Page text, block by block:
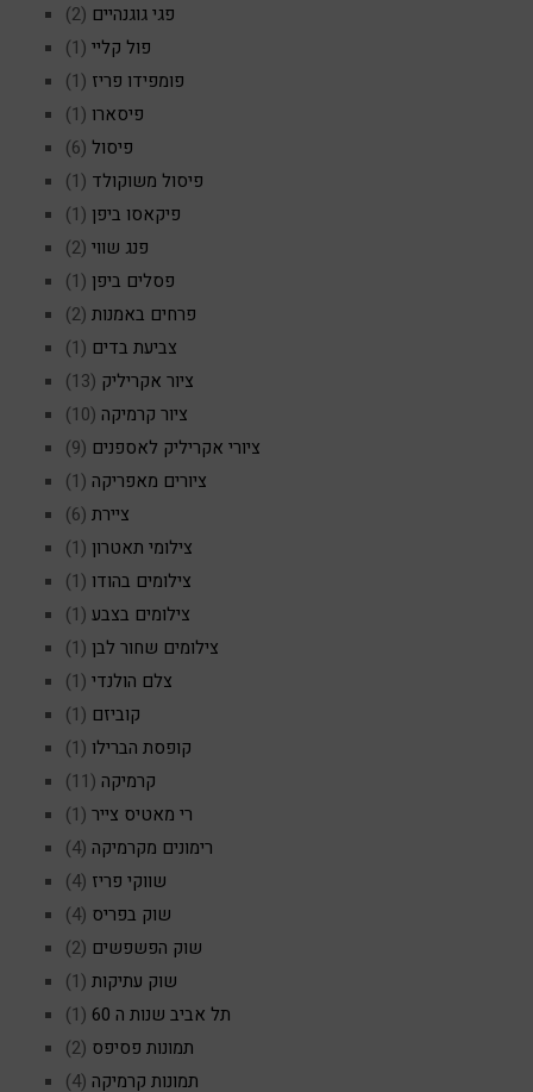
פגי גוגנהיים (2)
פול קליי (1)
פומפידו פריז (1)
פיסארו (1)
פיסול (6)
פיסול משוקולד (1)
פיקאסו ביפן (1)
פנג שווי (2)
פסלים ביפן (1)
פרחים באמנות (2)
צביעת בדים (1)
ציור אקריליק (13)
ציור קרמיקה (10)
ציורי אקריליק לאספנים (9)
ציורים מאפריקה (1)
ציירת (6)
צילומי תאטרון (1)
צילומים בהודו (1)
צילומים בצבע (1)
צילומים שחור לבן (1)
צלם הולנדי (1)
קוביזם (1)
קופסת הברילו (1)
קרמיקה (11)
רי מאטיס צייר (1)
רימונים מקרמיקה (4)
שווקי פריז (4)
שוק בפריס (4)
שוק הפשפשים (2)
שוק עתיקות (1)
תל אביב שנות ה 60
(1)
תמונות פסיפס (2)
תמונות קרמיקה (4)